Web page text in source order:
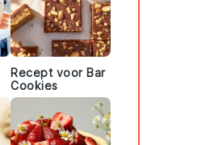
Recept voor Bar
Cookies